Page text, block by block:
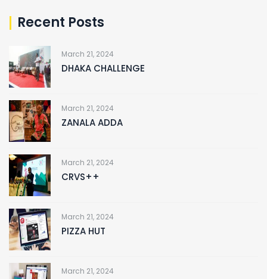
Recent Posts
March 21, 2024
DHAKA CHALLENGE
March 21, 2024
ZANALA ADDA
March 21, 2024
CRVS++
March 21, 2024
PIZZA HUT
March 21, 2024